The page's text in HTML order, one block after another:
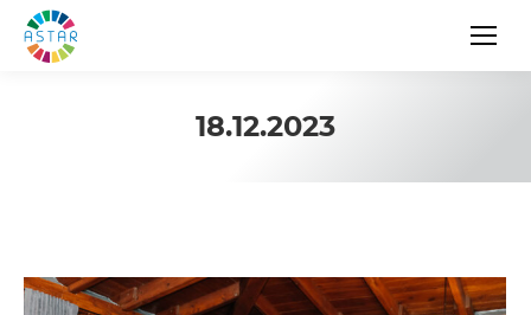
18.12.2023